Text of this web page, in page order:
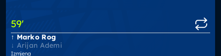
59'
Marko Rog
Arijan Ademi
Izmjena